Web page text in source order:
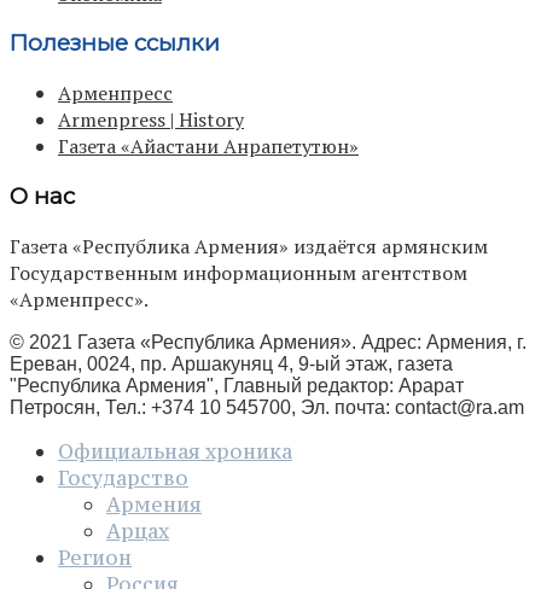
Полезные ссылки
Арменпресс
Armenpress | History
Газета «Айастани Анрапетутюн»
О нас
Газета «Республика Армения» издаётся армянским
Государственным информационным агентством
«Арменпресс».
© 2021 Газета «Республика Армения». Адрес: Армения, г.
Ереван, 0024, пр. Аршакуняц 4, 9-ый этаж, газета
"Республика Армения", Главный редактор: Арарат
Петросян, Тел.: +374 10 545700, Эл. почта: contact@ra.am
Официальная хроника
Государство
Армения
Арцах
Регион
Россия